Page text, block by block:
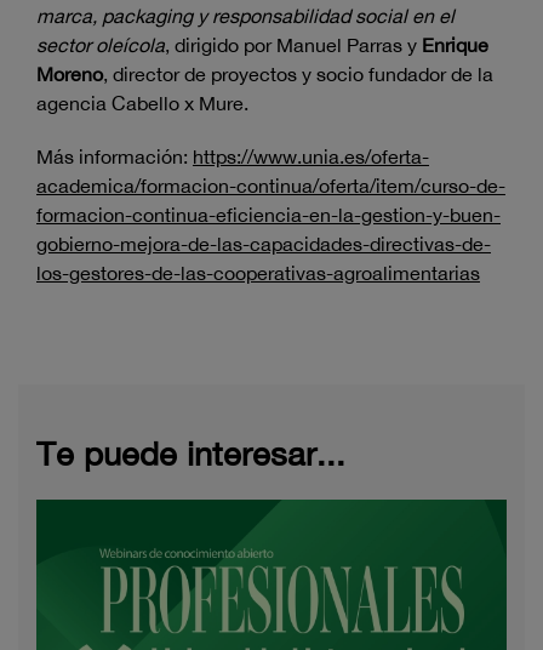
marca, packaging y responsabilidad social en el
sector oleícola, dirigido por Manuel Parras y Enrique
Moreno, director de proyectos y socio fundador de la
agencia Cabello x Mure.
Más información: https://www.unia.es/oferta-
academica/formacion-continua/oferta/item/curso-de-
formacion-continua-eficiencia-en-la-gestion-y-buen-
gobierno-mejora-de-las-capacidades-directivas-de-
los-gestores-de-las-cooperativas-agroalimentarias
Te puede interesar...